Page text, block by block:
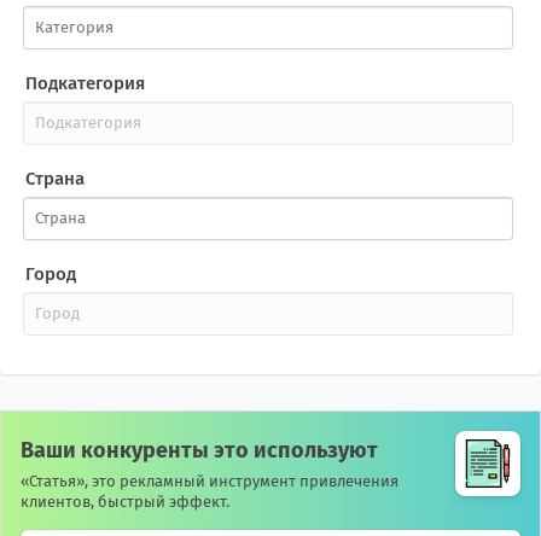
Подкатегория
Страна
Город
Ваши конкуренты это используют
«Статья», это рекламный инструмент привлечения
клиентов, быстрый эффект.